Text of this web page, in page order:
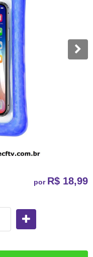
por R$ 18,99